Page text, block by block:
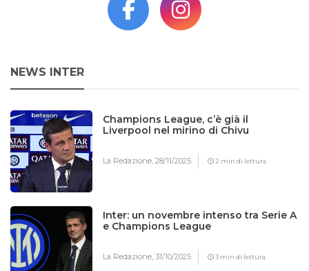
NEWS INTER
Champions League, c’è già il
Liverpool nel mirino di Chivu
La Redazione,28/11/2025 2 min di lettura
Inter: un novembre intenso tra Serie A
e Champions League
La Redazione,31/10/2025 3 min di lettura